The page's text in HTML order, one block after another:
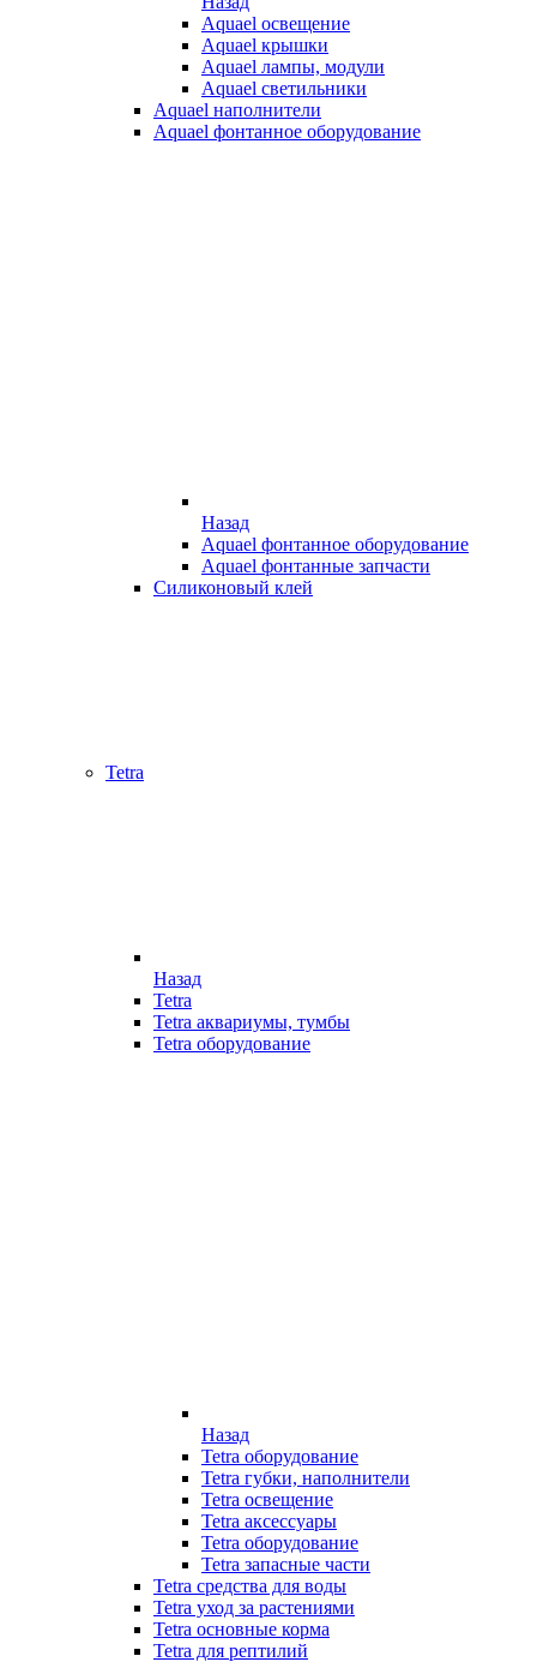
Aquael освещение
Aquael крышки
Aquael лампы, модули
Aquael светильники
Aquael наполнители
Aquael фонтанное оборудование
Назад
Aquael фонтанное оборудование
Aquael фонтанные запчасти
Силиконовый клей
Tetra
Назад
Tetra
Tetra аквариумы, тумбы
Tetra оборудование
Назад
Tetra оборудование
Tetra губки, наполнители
Tetra освещение
Tetra аксессуары
Tetra оборудование
Tetra запасные части
Tetra средства для воды
Tetra уход за растениями
Tetra основные корма
Tetra для рептилий